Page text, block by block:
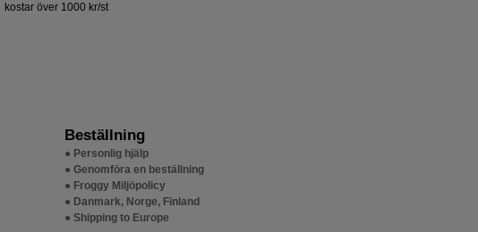
kostar över 1000 kr/st
Beställning
● Personlig hjälp
● Genomföra en beställning
● Froggy Miljöpolicy
● Danmark, Norge, Finland
● Shipping to Europe